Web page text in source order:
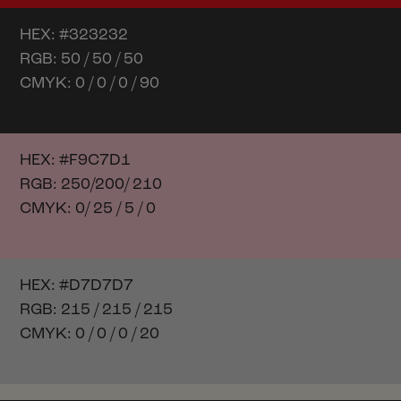
HEX: #323232
RGB: 50 / 50 / 50
CMYK: 0 / 0 / 0 / 90
HEX: #F9C7D1
RGB: 250/200/ 210
CMYK: 0/ 25 / 5 / 0
HEX: #D7D7D7
RGB: 215 / 215 / 215
CMYK: 0 / 0 / 0 / 20